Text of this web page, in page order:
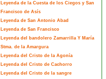
Leyenda de la Cuesta de los Ciegos y San
Francisco de Asís
Leyenda de San Antonio Abad
Leyenda de San Francisco
Leyenda del bandolero Zamarrilla Y María
Stma. de la Amargura
Leyenda del Cristo de la Agonía
Leyenda del Cristo de Cachorro
Leyenda del Cristo de la sangre